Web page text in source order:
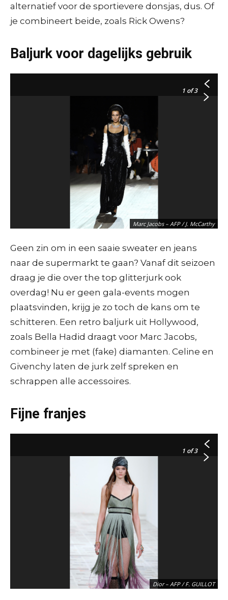
Dior – AFP / F. Guillot
Balmain – AFP / Anne-Christine POUJOULAT
Rick Owens – AFP / F. Guillot
alternatief voor de sportievere donsjas, dus. Of
je combineert beide, zoals Rick Owens?
Baljurk voor dagelijks gebruik
1 of 3
Marc Jacobs – AFP / J. McCarthy
Givenchy – AFP / L. Barioulet
Geen zin om in een saaie sweater en jeans
naar de supermarkt te gaan? Vanaf dit seizoen
draag je die over the top glitterjurk ook
overdag! Nu er geen gala-events mogen
plaatsvinden, krijg je zo toch de kans om te
schitteren. Een retro baljurk uit Hollywood,
zoals Bella Hadid draagt voor Marc Jacobs,
combineer je met (fake) diamanten. Celine en
Givenchy laten de jurk zelf spreken en
schrappen alle accessoires.
Fijne franjes
1 of 3
Dior – AFP / F. GUILLOT